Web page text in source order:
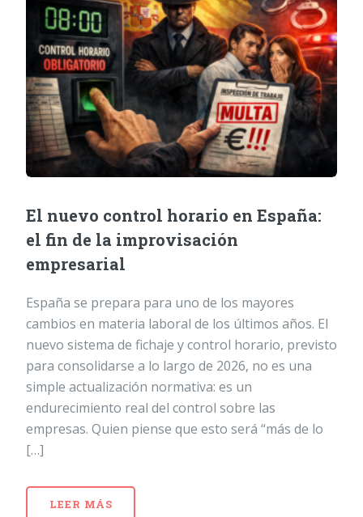
El nuevo control horario en España:
el fin de la improvisación
empresarial
España se prepara para uno de los mayores
cambios en materia laboral de los últimos años. El
nuevo sistema de fichaje y control horario, previsto
para consolidarse a lo largo de 2026, no es una
simple actualización normativa: es un
endurecimiento real del control sobre las
empresas. Quien piense que esto será “más de lo
[…]
LEER MÁS